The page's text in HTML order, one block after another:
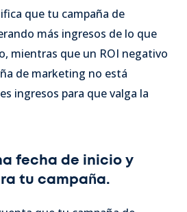
que tu campaña de
más ingresos de lo que
mientras que un ROI negativo
de marketing no está
ingresos para que valga la
fecha de inicio y
tu campaña.